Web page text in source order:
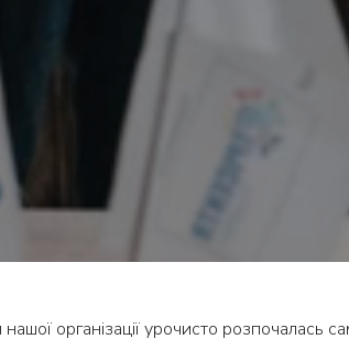
нашої організації урочисто розпочалась